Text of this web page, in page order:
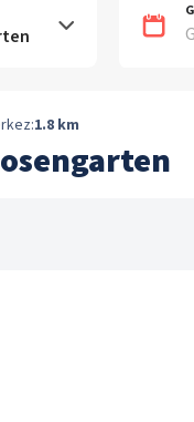
1.8 km